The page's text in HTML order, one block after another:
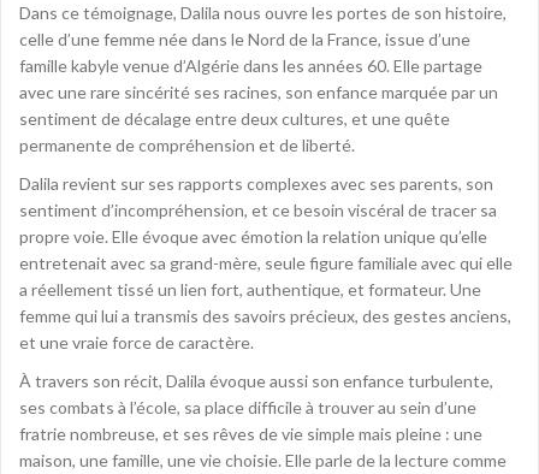
Dans ce témoignage, Dalila nous ouvre les portes de son histoire,
celle d’une femme née dans le Nord de la France, issue d’une
famille kabyle venue d’Algérie dans les années 60. Elle partage
avec une rare sincérité ses racines, son enfance marquée par un
sentiment de décalage entre deux cultures, et une quête
permanente de compréhension et de liberté.
Dalila revient sur ses rapports complexes avec ses parents, son
sentiment d’incompréhension, et ce besoin viscéral de tracer sa
propre voie. Elle évoque avec émotion la relation unique qu’elle
entretenait avec sa grand-mère, seule figure familiale avec qui elle
a réellement tissé un lien fort, authentique, et formateur. Une
femme qui lui a transmis des savoirs précieux, des gestes anciens,
et une vraie force de caractère.
À travers son récit, Dalila évoque aussi son enfance turbulente,
ses combats à l’école, sa place difficile à trouver au sein d’une
fratrie nombreuse, et ses rêves de vie simple mais pleine : une
maison, une famille, une vie choisie. Elle parle de la lecture comme